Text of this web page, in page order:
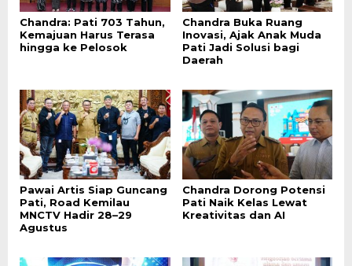
Chandra: Pati 703 Tahun,
Kemajuan Harus Terasa
hingga ke Pelosok
Chandra Buka Ruang
Inovasi, Ajak Anak Muda
Pati Jadi Solusi bagi
Daerah
Pawai Artis Siap Guncang
Pati, Road Kemilau
MNCTV Hadir 28–29
Agustus
Chandra Dorong Potensi
Pati Naik Kelas Lewat
Kreativitas dan AI